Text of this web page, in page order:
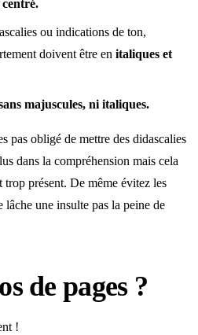
centré.
ou indications de ton,
doivent être en italiques et
majuscules, ni italiques.
pas obligé de mettre des didascalies
dans la compréhension mais cela
trop présent. De même évitez les
lâche une insulte pas la peine de
de pages ?
!